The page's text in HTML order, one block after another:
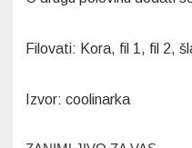
Filovati: Kora, fil 1, fil 2,
Izvor: coolinarka